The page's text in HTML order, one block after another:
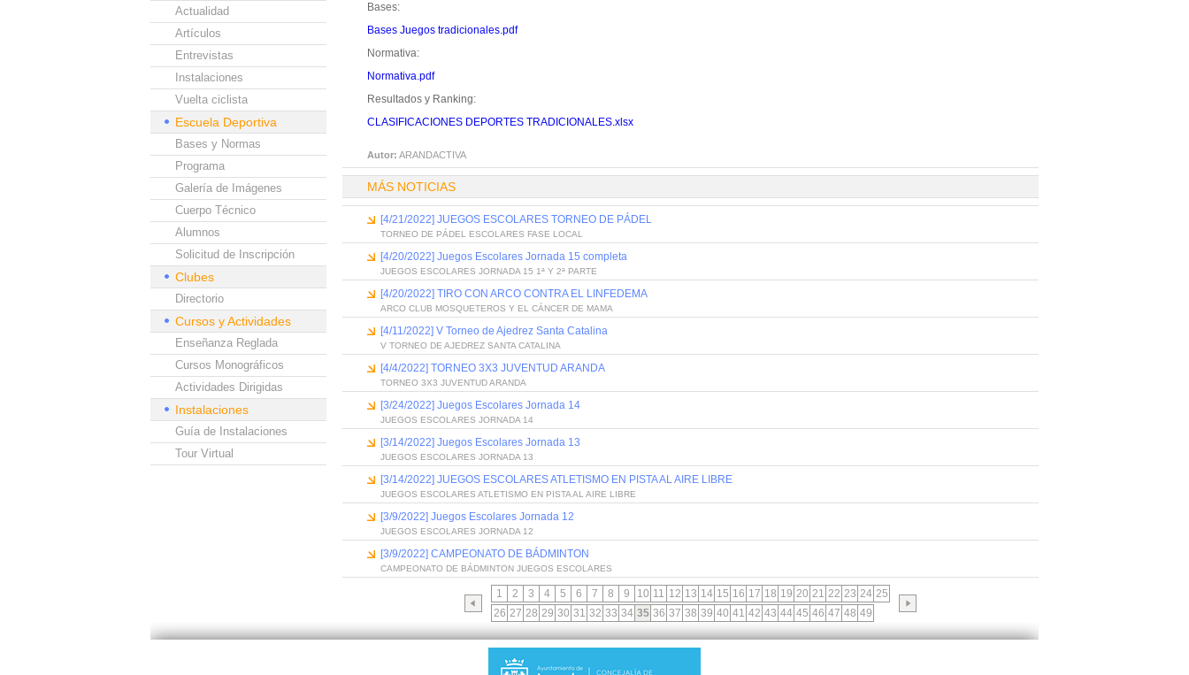
Actualidad
Artículos
Entrevistas
Instalaciones
Vuelta ciclista
Escuela Deportiva
Bases y Normas
Programa
Galería de Imágenes
Cuerpo Técnico
Alumnos
Solicitud de Inscripción
Clubes
Directorio
Cursos y Actividades
Enseñanza Reglada
Cursos Monográficos
Actividades Dirigidas
Instalaciones
Guía de Instalaciones
Tour Virtual
Bases:
Bases Juegos tradicionales.pdf
Normativa:
Normativa.pdf
Resultados y Ranking:
CLASIFICACIONES DEPORTES TRADICIONALES.xlsx
Autor: ARANDACTIVA
MÁS NOTICIAS
[4/21/2022] JUEGOS ESCOLARES TORNEO DE PÁDEL
TORNEO DE PÁDEL ESCOLARES FASE LOCAL
[4/20/2022] Juegos Escolares Jornada 15 completa
JUEGOS ESCOLARES JORNADA 15 1ª Y 2ª PARTE
[4/20/2022] TIRO CON ARCO CONTRA EL LINFEDEMA
ARCO CLUB MOSQUETEROS Y EL CÁNCER DE MAMA
[4/11/2022] V Torneo de Ajedrez Santa Catalina
V TORNEO DE AJEDREZ SANTA CATALINA
[4/4/2022] TORNEO 3X3 JUVENTUD ARANDA
TORNEO 3X3 JUVENTUD ARANDA
[3/24/2022] Juegos Escolares Jornada 14
JUEGOS ESCOLARES JORNADA 14
[3/14/2022] Juegos Escolares Jornada 13
JUEGOS ESCOLARES JORNADA 13
[3/14/2022] JUEGOS ESCOLARES ATLETISMO EN PISTA AL AIRE LIBRE
JUEGOS ESCOLARES ATLETISMO EN PISTA AL AIRE LIBRE
[3/9/2022] Juegos Escolares Jornada 12
JUEGOS ESCOLARES JORNADA 12
[3/9/2022] CAMPEONATO DE BÁDMINTON
CAMPEONATO DE BÁDMINTON JUEGOS ESCOLARES
1 2 3 4 5 6 7 8 9 10 11 12 13 14 15 16 17 18 19 20 21 22 23 24 25
26 27 28 29 30 31 32 33 34 35 36 37 38 39 40 41 42 43 44 45 46 47 48 49